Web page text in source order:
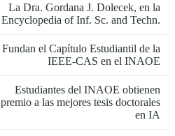
La Dra. Gordana J. Dolecek, en la
Encyclopedia of Inf. Sc. and Techn.
Fundan el Capítulo Estudiantil de la
IEEE-CAS en el INAOE
Estudiantes del INAOE obtienen
premio a las mejores tesis doctorales
en IA